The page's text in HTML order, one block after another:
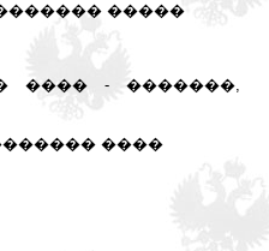
�����
���� - �������,
����